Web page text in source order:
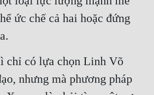
ức chế cả hai hoặc đứng
chỉ có lựa chọn Linh Võ
nhưng mà phương pháp